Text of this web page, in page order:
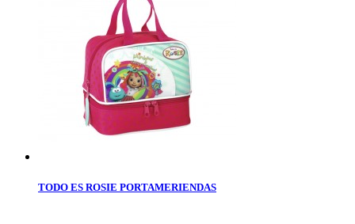
TODO ES ROSIE PORTAMERIENDAS